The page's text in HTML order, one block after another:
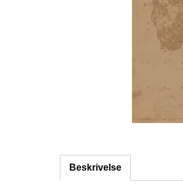
Beskrivelse